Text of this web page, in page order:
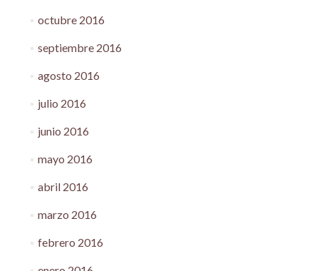
octubre 2016
septiembre 2016
agosto 2016
julio 2016
junio 2016
mayo 2016
abril 2016
marzo 2016
febrero 2016